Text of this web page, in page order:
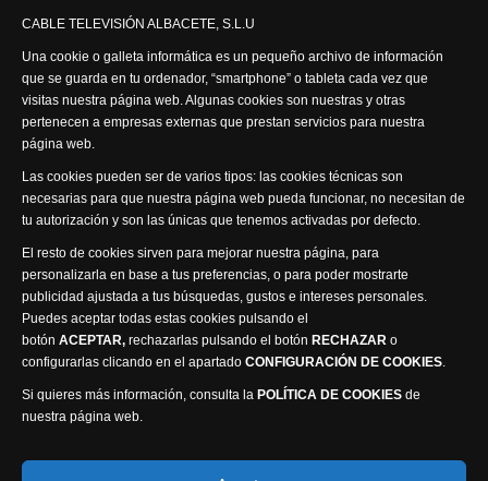
CABLE TELEVISIÓN ALBACETE, S.L.U
Una cookie o galleta informática es un pequeño archivo de información
que se guarda en tu ordenador, “smartphone” o tableta cada vez que
visitas nuestra página web. Algunas cookies son nuestras y otras
pertenecen a empresas externas que prestan servicios para nuestra
página web.
Las cookies pueden ser de varios tipos: las cookies técnicas son
necesarias para que nuestra página web pueda funcionar, no necesitan de
tu autorización y son las únicas que tenemos activadas por defecto.
El resto de cookies sirven para mejorar nuestra página, para
personalizarla en base a tus preferencias, o para poder mostrarte
publicidad ajustada a tus búsquedas, gustos e intereses personales.
Puedes aceptar todas estas cookies pulsando el
botón ACEPTAR, rechazarlas pulsando el botón RECHAZAR o
configurarlas clicando en el apartado CONFIGURACIÓN DE COOKIES.
Si quieres más información, consulta la POLÍTICA DE COOKIES de
nuestra página web.
Síguenos
Política de privacidad
Política de cookies
Accesibilidad
Compromiso con la protección de datos personales